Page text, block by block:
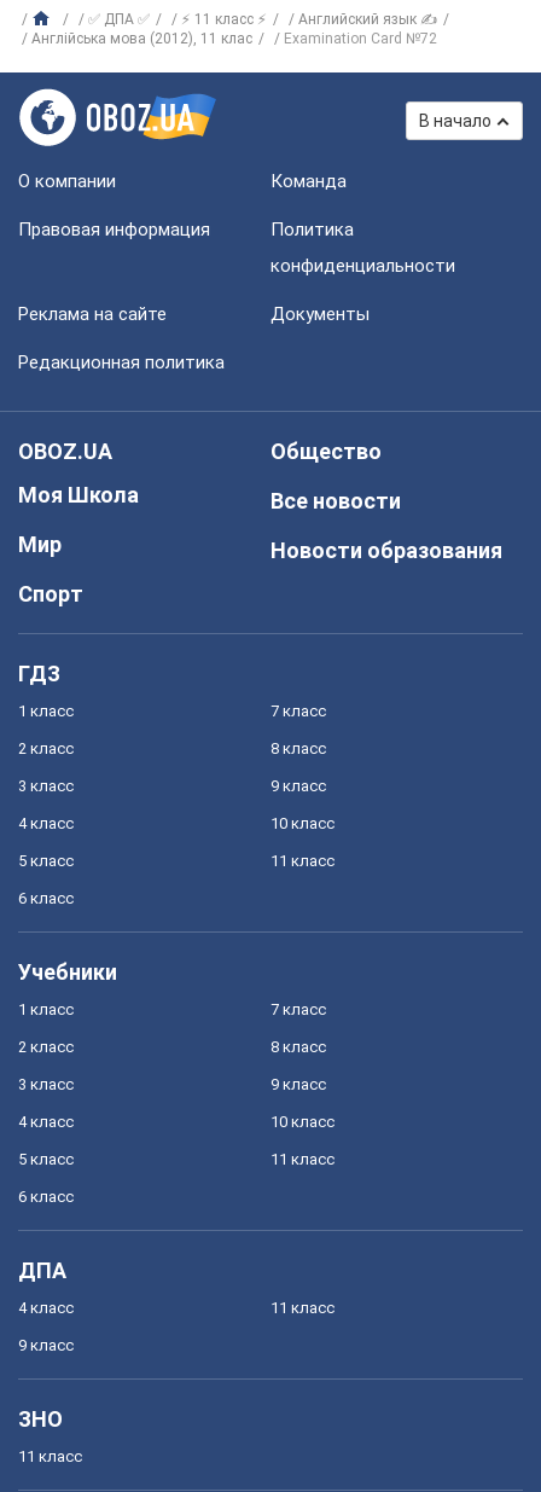
✅ ДПА ✅ ⚡ 11 класс ⚡
Английский язык ✍
Англійська мова (2012), 11 клас
Examination Card №72
В начало
О компании Команда
Правовая информация
Политика
конфиденциальности
Реклама на сайте Документы
Редакционная политика
OBOZ.UA
Моя Школа
Мир
Спорт
Общество
Все новости
Новости образования
ГДЗ
1 класс
2 класс
3 класс
4 класс
5 класс
6 класс
7 класс
8 класс
9 класс
10 класс
11 класс
Учебники
1 класс
2 класс
3 класс
4 класс
5 класс
6 класс
7 класс
8 класс
9 класс
10 класс
11 класс
ДПА
4 класс
9 класс
11 класс
ЗНО
11 класс